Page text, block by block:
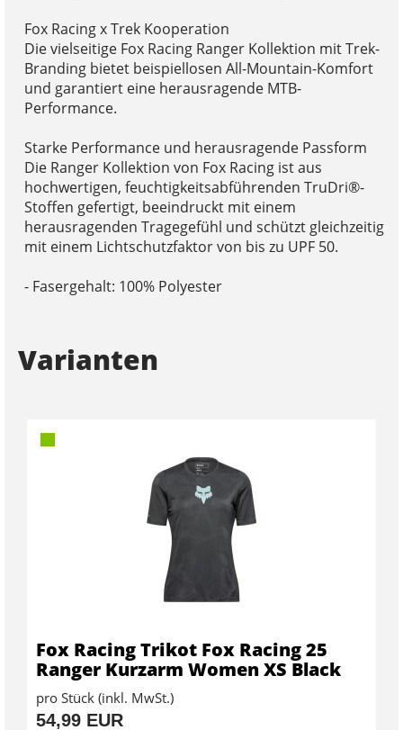
Fox Racing x Trek Kooperation
Die vielseitige Fox Racing Ranger Kollektion mit Trek-
Branding bietet beispiellosen All-Mountain-Komfort
und garantiert eine herausragende MTB-
Performance.
Starke Performance und herausragende Passform
Die Ranger Kollektion von Fox Racing ist aus
hochwertigen, feuchtigkeitsabführenden TruDri®-
Stoffen gefertigt, beeindruckt mit einem
herausragenden Tragegefühl und schützt gleichzeitig
mit einem Lichtschutzfaktor von bis zu UPF 50.
- Fasergehalt: 100% Polyester
Varianten
Fox Racing Trikot Fox Racing 25
Ranger Kurzarm Women XS Black
pro Stück (inkl. MwSt.)
54,99 EUR